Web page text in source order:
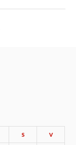
S V